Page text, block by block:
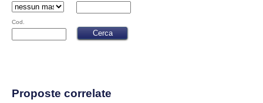
Cod.
Proposte correlate